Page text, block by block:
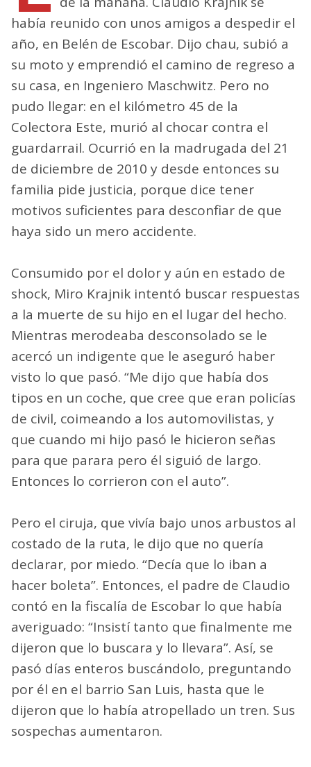
había reunido con unos amigos a despedir el
año, en Belén de Escobar. Dijo chau, subió a
su moto y emprendió el camino de regreso a
su casa, en Ingeniero Maschwitz. Pero no
pudo llegar: en el kilómetro 45 de la
Colectora Este, murió al chocar contra el
guardarrail. Ocurrió en la madrugada del 21
de diciembre de 2010 y desde entonces su
familia pide justicia, porque dice tener
motivos suficientes para desconfiar de que
haya sido un mero accidente.
Consumido por el dolor y aún en estado de
shock, Miro Krajnik intentó buscar respuestas
a la muerte de su hijo en el lugar del hecho.
Mientras merodeaba desconsolado se le
acercó un indigente que le aseguró haber
visto lo que pasó. “Me dijo que había dos
tipos en un coche, que cree que eran policías
de civil, coimeando a los automovilistas, y
que cuando mi hijo pasó le hicieron señas
para que parara pero él siguió de largo.
Entonces lo corrieron con el auto”.
Pero el ciruja, que vivía bajo unos arbustos al
costado de la ruta, le dijo que no quería
declarar, por miedo. “Decía que lo iban a
hacer boleta”. Entonces, el padre de Claudio
contó en la fiscalía de Escobar lo que había
averiguado: “Insistí tanto que finalmente me
dijeron que lo buscara y lo llevara”. Así, se
pasó días enteros buscándolo, preguntando
por él en el barrio San Luis, hasta que le
dijeron que lo había atropellado un tren. Sus
sospechas aumentaron.